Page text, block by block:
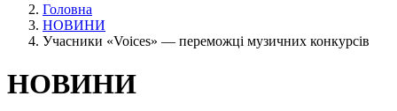
Головна
НОВИНИ
Учасники «Voices» — переможці музичних конкурсів
НОВИНИ